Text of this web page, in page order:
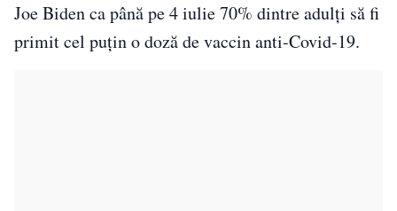
Joe Biden ca până pe 4 iulie 70% dintre adulţi să fi
primit cel puţin o doză de vaccin anti-Covid-19.